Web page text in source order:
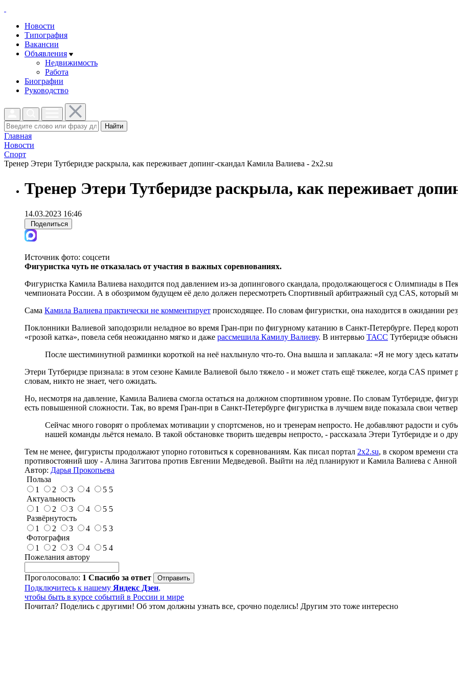
Новости
Типография
Вакансии
Объявления
Недвижимость
Работа
Биографии
Руководство
Найти
Главная
Новости
Спорт
Тренер Этери Тутберидзе раскрыла, как переживает допинг-скандал Камила Валиева - 2x2.su
Тренер Этери Тутберидзе раскрыла, как переживает
14.03.2023 16:46
Поделиться
Источник фото: соцсети
Фигуристка чуть не отказалась от участия в важных соревнованиях.
Фигуристка Камила Валиева находится под давлением из-за допингового скандала, продолжающегося с Олимпиады в
чемпионата России. А в обозримом будущем её дело должен пересмотреть Спортивный арбитражный суд CAS, который
Сама Камила Валиева практически не комментирует происходящее. По словам фигуристки, она находится в ожидании
Поклонники Валиевой заподозрили неладное во время Гран-при по фигурному катанию в Санкт-Петербурге. Перед
«грозой катка», повела себя неожиданно мягко и даже рассмешила Камилу Валиеву. В интервью ТАСС Тутберидзе
После шестиминутной разминки короткой на неё нахлынуло что-то. Она вышла и заплакала: «Я не могу здесь
Этери Тутберидзе признала: в этом сезоне Камиле Валиевой было тяжело - и может стать ещё тяжелее, когда CAS
словам, никто не знает, чего ожидать.
Но, несмотря на давление, Камила Валиева смогла остаться на должном спортивном уровне. По словам Тутберидзе,
есть повышенной сложности. Так, во время Гран-при в Санкт-Петербурге фигуристка в лучшем виде показала свои
Сейчас много говорят о проблемах мотивации у спортсменов, но и тренерам непросто. Не добавляют радости и
нашей команды льётся немало. В такой обстановке творить шедевры непросто, - рассказала Этери Тутберидзе и о
Тем не менее, фигуристы продолжают упорно готовиться к соревнованиям. Как писал портал 2x2.su, в скором времени
противостояний шоу - Алина Загитова против Евгении Медведевой. Выйти на лёд планируют и Камила Валиева с
Автор: Дарья Прокопьева
Польза
1
2 3 4 5 5
Актуальность
1
2 3 4 5 5
Развёрнутость
1
2 3 4 5 3
Фотография
1
2 3 4 5 4
Пожелания автору
Проголосовало: 1 Спасибо за ответ
Подключитесь к нашему Яндекс Дзен,
чтобы быть в курсе событий в России и мире
Почитал? Поделись с другими! Об этом должны узнать все, срочно поделись! Другим это тоже интересно